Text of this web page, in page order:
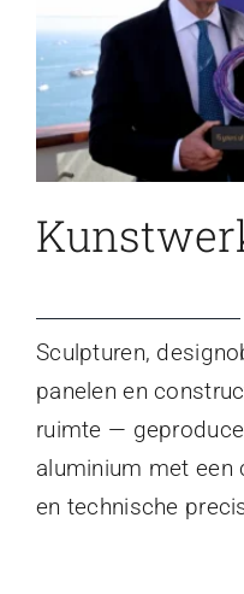
Sculpturen,
panelen en
ruimte —
aluminium met een
en technische